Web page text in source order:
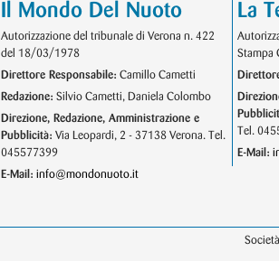
Il Mondo Del Nuoto
Autorizzazione del tribunale di Verona n. 422
del 18/03/1978
Direttore Responsabile: Camillo Cametti
Redazione: Silvio Cametti, Daniela Colombo
Direzione, Redazione, Amministrazione e
Pubblicità: Via Leopardi, 2 - 37138 Verona. Tel.
045577399
E-Mail: info@mondonuoto.it
La
Stampa
Tel.
E-Mail: